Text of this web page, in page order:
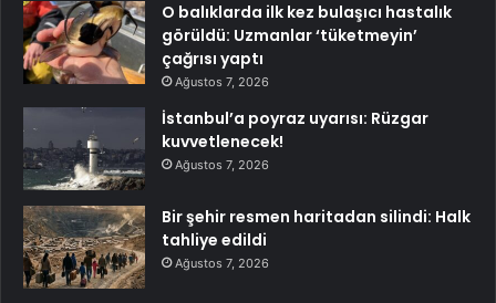
O balıklarda ilk kez bulaşıcı hastalık
görüldü: Uzmanlar ‘tüketmeyin’
çağrısı yaptı
Ağustos 7, 2026
İstanbul’a poyraz uyarısı: Rüzgar
kuvvetlenecek!
Ağustos 7, 2026
Bir şehir resmen haritadan silindi: Halk
tahliye edildi
Ağustos 7, 2026